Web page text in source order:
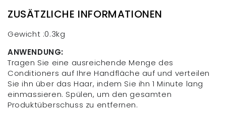
ZUSÄTZLICHE INFORMATIONEN
Gewicht :0.3kg
ANWENDUNG:
Tragen Sie eine ausreichende Menge des
Conditioners auf Ihre Handfläche auf und verteilen
Sie ihn über das Haar, indem Sie ihn 1 Minute lang
einmassieren. Spülen, um den gesamten
Produktüberschuss zu entfernen.